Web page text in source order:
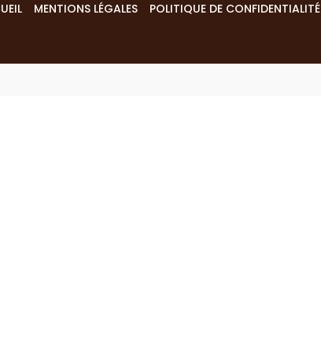
MENTIONS LÉGALES POLITIQUE DE CONFIDENTIALITÉ